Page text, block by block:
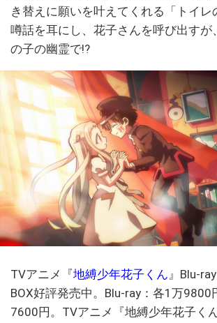
き替えに願いを叶えてくれる「トイレ
噂話を耳にし、花子さんを呼び出すが
の子の幽霊で!?
TVアニメ『地縛少年花子くん』Blu-
BOX好評発売中。Blu-ray：各1万9800
7600円。TVアニメ『地縛少年花子く